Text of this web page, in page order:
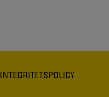
INTEGRITETSPOLICY